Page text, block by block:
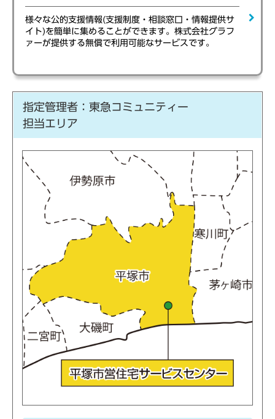
様々な公的支援情報(支援制度・相談窓口・情報提供サ
イト)を簡単に集めることができます。株式会社グラフ
ァーが提供する無償で利用可能なサービスです。
指定管理者：東急コミュニティー
担当エリア